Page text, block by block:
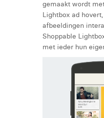
gemaakt wordt
Lightbox ad
afbeeldingen
Shoppable
met ieder hun